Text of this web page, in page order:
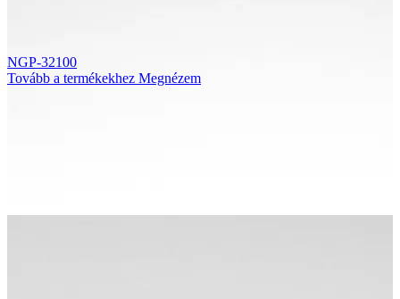
NGP-32100
Tovább a termékekhez Megnézem